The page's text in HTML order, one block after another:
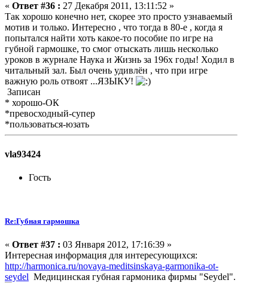
« Ответ #36 : 27 Декабря 2011, 13:11:52 »
Так хорошо конечно нет, скорее это просто узнаваемый
мотив и только. Интересно , что тогда в 80-е , когда я
попытался найти хоть какое-то пособие по игре на
губной гармошке, то смог отыскать лишь несколько
уроков в журнале Наука и Жизнь за 196х годы! Ходил в
читальный зал. Был очень удивлён , что при игре
важную роль отвоят ...ЯЗЫКУ!
Записан
* хорошо-ОК
*превосходный-супер
*пользоваться-юзать
vla93424
Гость
Re:Губная гармошка
« Ответ #37 : 03 Января 2012, 17:16:39 »
Интересная информация для интересующихся:
http://harmonica.ru/novaya-meditsinskaya-garmonika-ot-
seydel Медицинская губная гармоника фирмы "Seydel".